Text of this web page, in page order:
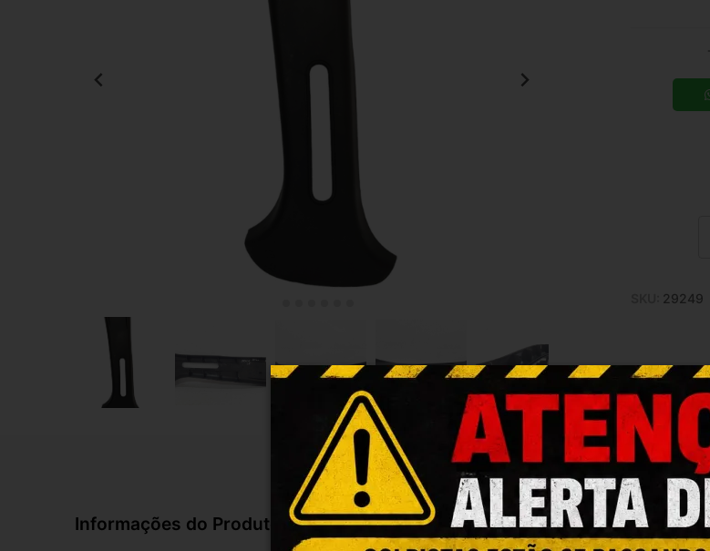
7x de R$ 6,23
9x de R$ 4,97
29249
Informações do Produto